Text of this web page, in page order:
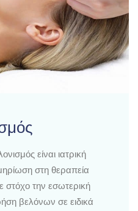
είναι ιατρική
στη θεραπεία
στόχο την εσωτερική
βελόνων σε ειδικά